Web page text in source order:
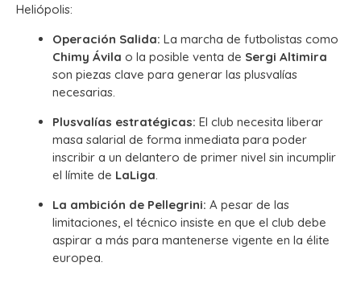
Heliópolis:
Operación Salida: La marcha de futbolistas como
Chimy Ávila o la posible venta de Sergi Altimira
son piezas clave para generar las plusvalías
necesarias.
Plusvalías estratégicas: El club necesita liberar
masa salarial de forma inmediata para poder
inscribir a un delantero de primer nivel sin incumplir
el límite de LaLiga
La ambición de Pellegrini: A pesar de las
limitaciones, el técnico insiste en que el club debe
aspirar a más para mantenerse vigente en la élite
europea.